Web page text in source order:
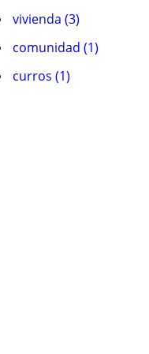
vivienda (3)
comunidad (1)
curros (1)